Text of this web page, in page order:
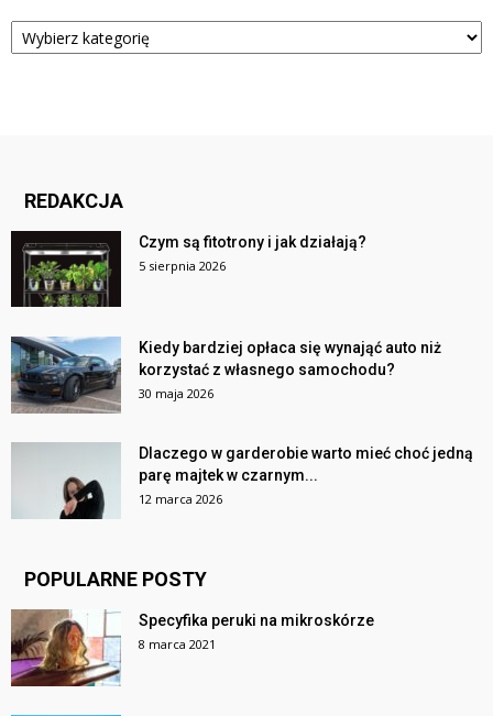
Kategorie
REDAKCJA
Czym są fitotrony i jak działają?
5 sierpnia 2026
Kiedy bardziej opłaca się wynająć auto niż
korzystać z własnego samochodu?
30 maja 2026
Dlaczego w garderobie warto mieć choć jedną
parę majtek w czarnym...
12 marca 2026
POPULARNE POSTY
Specyfika peruki na mikroskórze
8 marca 2021